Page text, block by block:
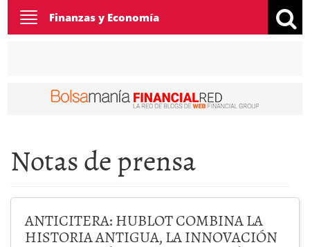
Toggle
navigation
Finanzas y Economía
Notas de prensa
ANTICITERA: HUBLOT COMBINA LA
HISTORIA ANTIGUA, LA INNOVACIÓN